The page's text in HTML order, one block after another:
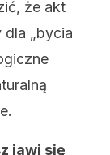
że akt
„bycia
jawi się